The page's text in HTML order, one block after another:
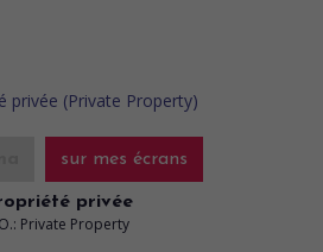
sur mes écrans
privée
Private Property